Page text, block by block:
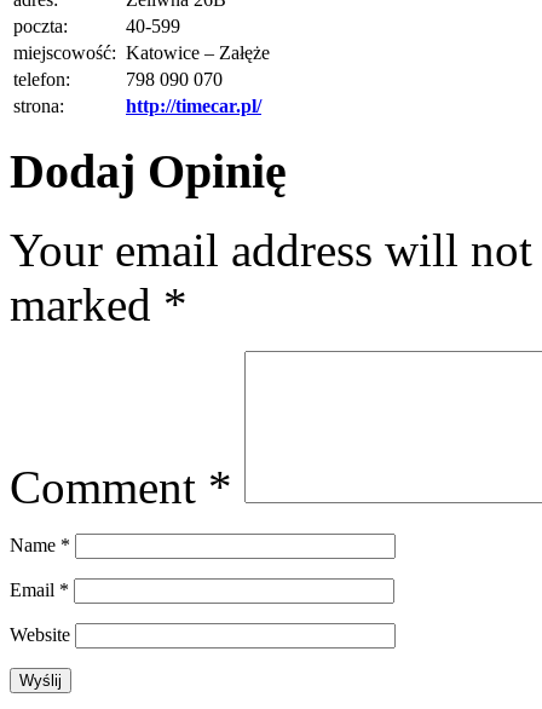
poczta:
40-599
miejscowość: Katowice – Załęże
telefon:
798 090 070
strona:
http://timecar.pl/
Dodaj Opinię
Your email address will
marked *
Comment *
Name *
Email *
Website